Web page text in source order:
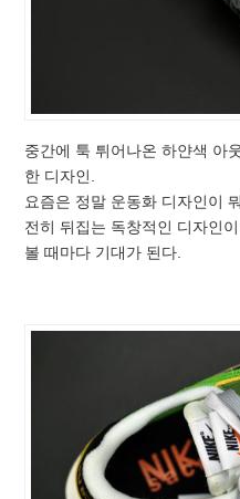
중간에 툭 튀어나온 하얀색 아
한 디자인.
요즘은 정말 운동화 디자인이
전히 뒤집는 독창적인 디자인
볼 때마다 기대가 된다.